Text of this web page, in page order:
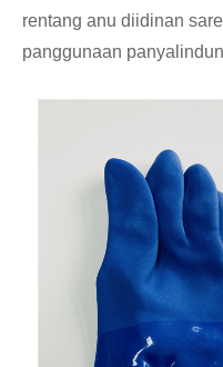
rentang anu diidinan
panggunaan